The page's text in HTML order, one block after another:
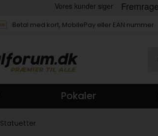
Betal med kort, MobilePay eller EAN nummer
Pokaler
Statuetter